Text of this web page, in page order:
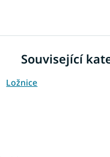
Související
Ložnice